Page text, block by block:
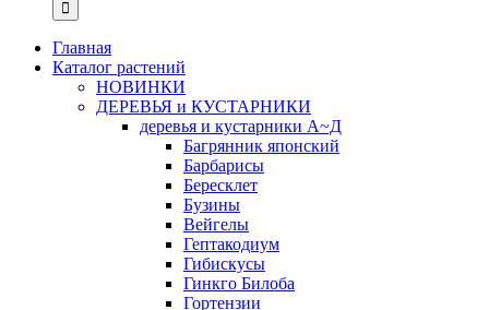
Главная
Каталог растений
НОВИНКИ
ДЕРЕВЬЯ и КУСТАРНИКИ
деревья и кустарники А~Д
Багрянник японский
Барбарисы
Бересклет
Бузины
Вейгелы
Гептакодиум
Гибискусы
Гинкго Билоба
Гортензии